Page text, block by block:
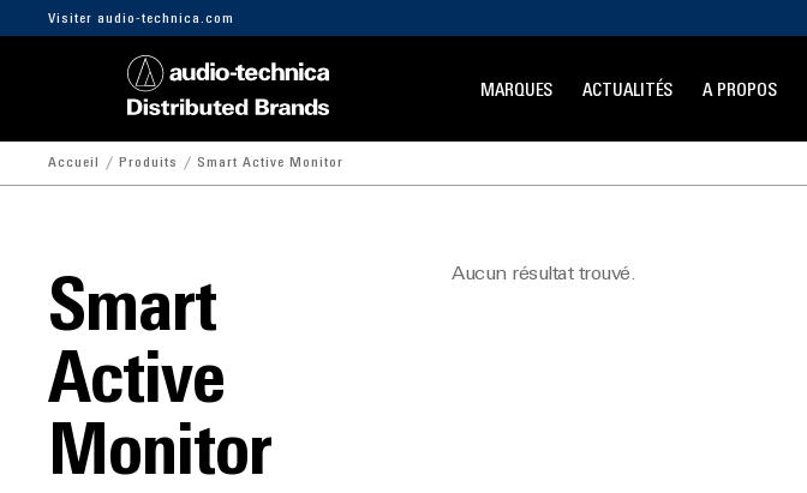
Visiter audio-technica.com
MARQUES ACTUALITÉS A PROPOS
Accueil Produits Smart Active Monitor
Smart
Active
Monitor
Aucun résultat trouvé.